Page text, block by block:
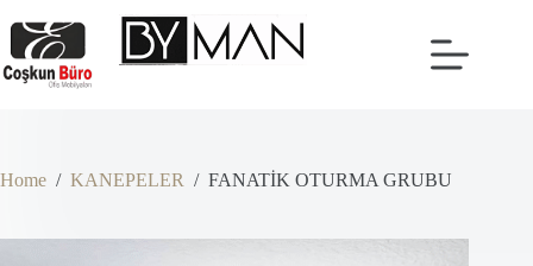
to
content
Home / KANEPELER / FANATİK OTURMA GRUBU